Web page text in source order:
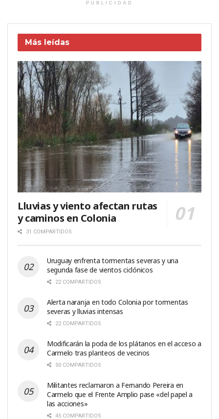
PUBLICIDAD
Más leídas
Lluvias y viento afectan rutas
y caminos en Colonia
31 COMPARTIDOS
Uruguay enfrenta tormentas severas y una
segunda fase de vientos ciclónicos
22 COMPARTIDOS
Alerta naranja en todo Colonia por tormentas
severas y lluvias intensas
22 COMPARTIDOS
Modificarán la poda de los plátanos en el acceso a
Carmelo tras planteos de vecinos
50 COMPARTIDOS
Militantes reclamaron a Fernando Pereira en
Carmelo que el Frente Amplio pase «del papel a
las acciones»
45 COMPARTIDOS